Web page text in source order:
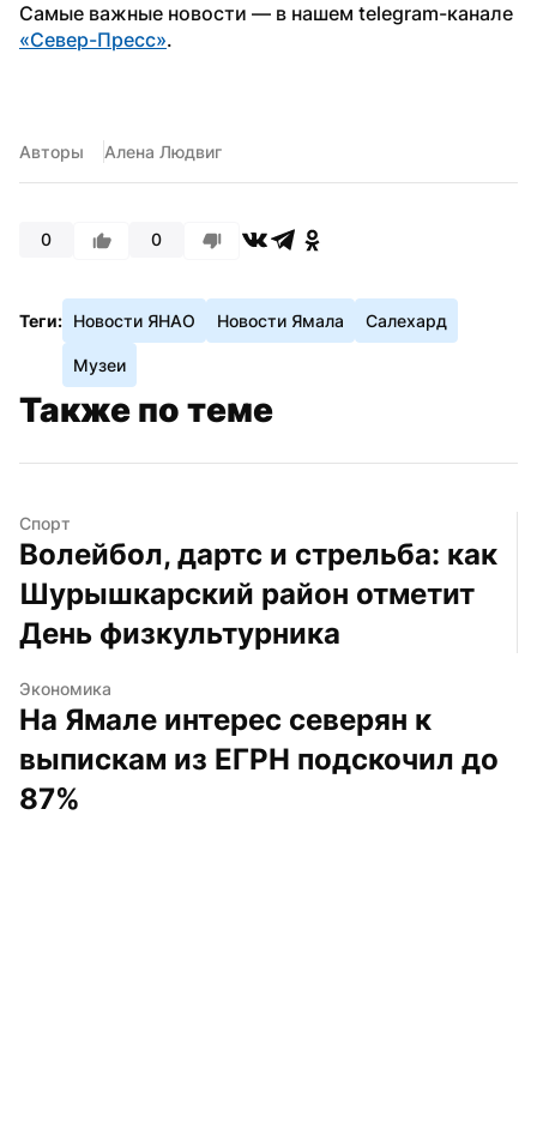
«Север-Пресс».
Авторы Алена Людвиг
0 0
Теги: Новости ЯНАО Новости Ямала Салехард
Музеи
Также по теме
Спорт
Волейбол, дартс и стрельба: как
Шурышкарский район отметит
День физкультурника
Экономика
На Ямале интерес северян к
выпискам из ЕГРН подскочил до
87%